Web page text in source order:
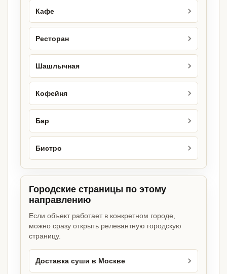
Кафе
Ресторан
Шашлычная
Кофейня
Бар
Бистро
Городские страницы по этому
направлению
Если объект работает в конкретном городе,
можно сразу открыть релевантную городскую
страницу.
Доставка суши в Москве